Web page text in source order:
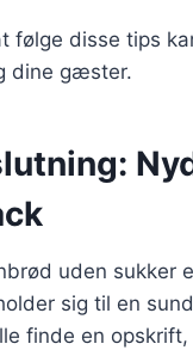
følge disse tips
dine gæster.
uden sukker
sig til en
finde en